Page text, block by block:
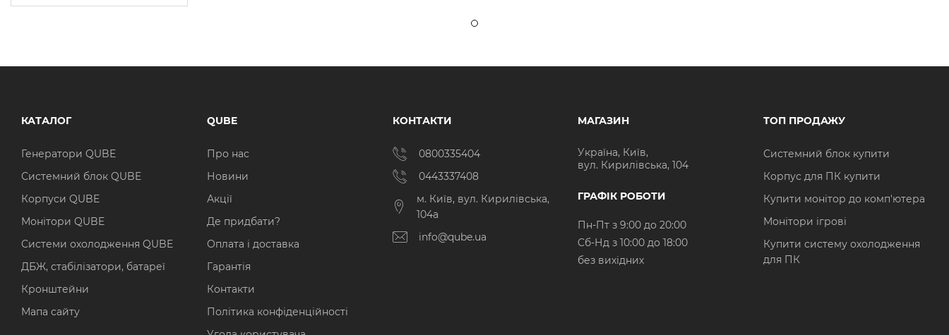
КАТАЛОГ
Генератори QUBE
Системний блок QUBE
Корпуси QUBE
Монітори QUBE
Системи охолодження QUBE
ДБЖ, стабілізатори, батареї
Кронштейни
Мапа сайту
QUBE
Про нас
Новини
Акції
Де придбати?
Оплата і доставка
Гарантія
Контакти
Політика конфіденційності
КОНТАКТИ
0800335404
0443337408
м. Київ, вул. Кирилівська,
104а
info@qube.ua
МАГАЗИН
Україна, Київ,
вул. Кирилівська, 104
ГРАФІК РОБОТИ
Пн-Пт з 9:00 до 20:00
Cб-Нд з 10:00 до 18:00
без вихідних
ТОП ПРОДАЖУ
Системний блок купити
Корпус для ПК купити
Купити монітор до комп'ютера
Монітори ігрові
Купити систему охолодження
для ПК